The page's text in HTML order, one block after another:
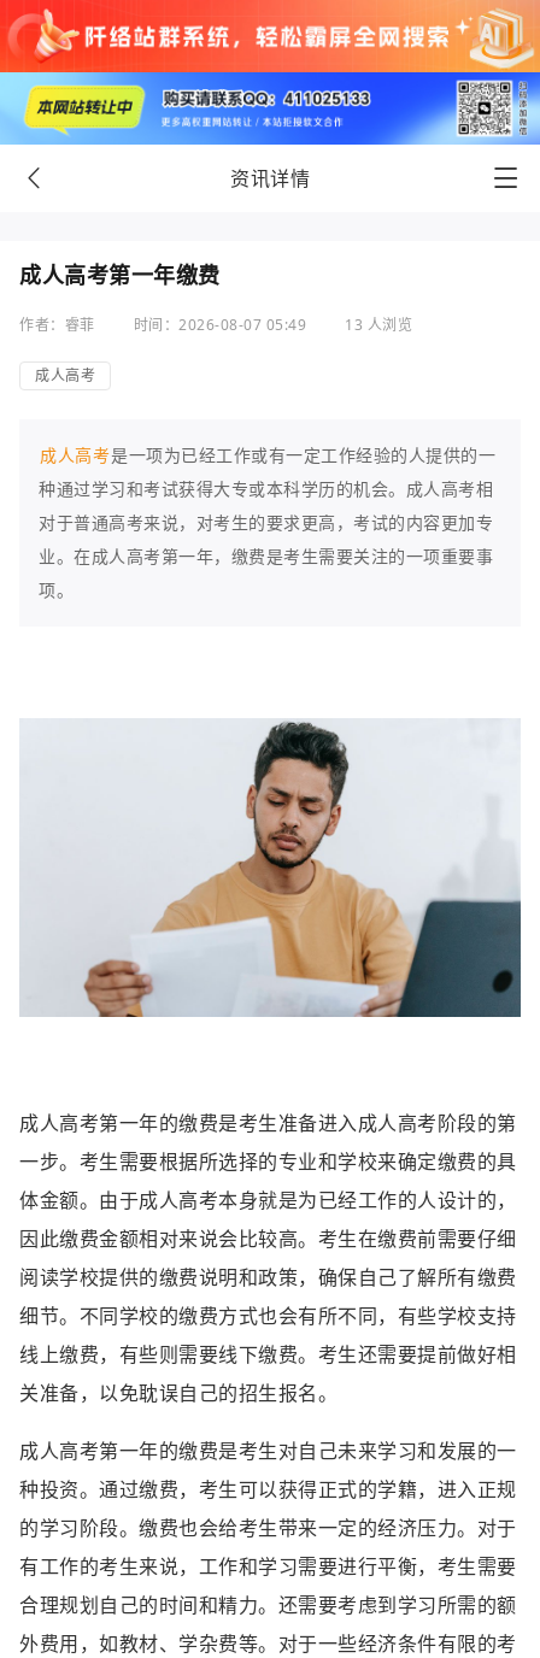
资讯详情
成人高考第一年缴费
作者：睿菲 时间：2026-08-07 05:49 13 人浏览
成人高考
成人高考是一项为已经工作或有一定工作经验的人提供的一
种通过学习和考试获得大专或本科学历的机会。成人高考相
对于普通高考来说，对考生的要求更高，考试的内容更加专
业。在成人高考第一年，缴费是考生需要关注的一项重要事
项。
成人高考第一年的缴费是考生准备进入成人高考阶段的第
一步。考生需要根据所选择的专业和学校来确定缴费的具
体金额。由于成人高考本身就是为已经工作的人设计的，
因此缴费金额相对来说会比较高。考生在缴费前需要仔细
阅读学校提供的缴费说明和政策，确保自己了解所有缴费
细节。不同学校的缴费方式也会有所不同，有些学校支持
线上缴费，有些则需要线下缴费。考生还需要提前做好相
关准备，以免耽误自己的招生报名。
成人高考第一年的缴费是考生对自己未来学习和发展的一
种投资。通过缴费，考生可以获得正式的学籍，进入正规
的学习阶段。缴费也会给考生带来一定的经济压力。对于
有工作的考生来说，工作和学习需要进行平衡，考生需要
合理规划自己的时间和精力。还需要考虑到学习所需的额
外费用，如教材、学杂费等。对于一些经济条件有限的考